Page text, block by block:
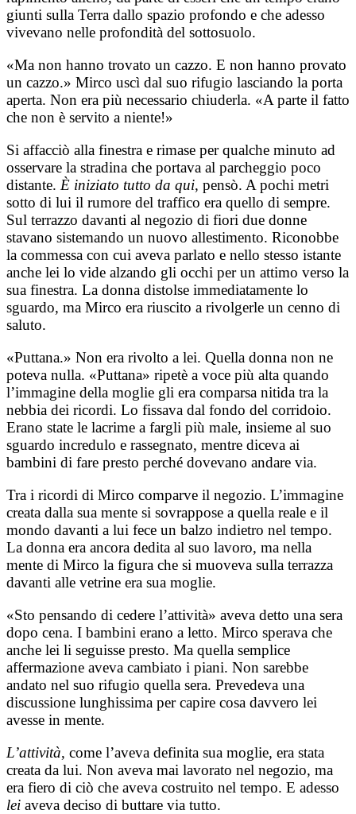
giunti sulla Terra dallo spazio profondo e che adesso
vivevano nelle profondità del sottosuolo.
«Ma non hanno trovato un cazzo. E non hanno provato
un cazzo.» Mirco uscì dal suo rifugio lasciando la porta
aperta. Non era più necessario chiuderla. «A parte il fatto
che non è servito a niente!»
Si affacciò alla finestra e rimase per qualche minuto ad
osservare la stradina che portava al parcheggio poco
distante. È iniziato tutto da qui, pensò. A pochi metri
sotto di lui il rumore del traffico era quello di sempre.
Sul terrazzo davanti al negozio di fiori due donne
stavano sistemando un nuovo allestimento. Riconobbe
la commessa con cui aveva parlato e nello stesso istante
anche lei lo vide alzando gli occhi per un attimo verso la
sua finestra. La donna distolse immediatamente lo
sguardo, ma Mirco era riuscito a rivolgerle un cenno di
saluto.
«Puttana.» Non era rivolto a lei. Quella donna non ne
poteva nulla. «Puttana» ripetè a voce più alta quando
l’immagine della moglie gli era comparsa nitida tra la
nebbia dei ricordi. Lo fissava dal fondo del corridoio.
Erano state le lacrime a fargli più male, insieme al suo
sguardo incredulo e rassegnato, mentre diceva ai
bambini di fare presto perché dovevano andare via.
Tra i ricordi di Mirco comparve il negozio. L’immagine
creata dalla sua mente si sovrappose a quella reale e il
mondo davanti a lui fece un balzo indietro nel tempo.
La donna era ancora dedita al suo lavoro, ma nella
mente di Mirco la figura che si muoveva sulla terrazza
davanti alle vetrine era sua moglie.
«Sto pensando di cedere l’attività» aveva detto una sera
dopo cena. I bambini erano a letto. Mirco sperava che
anche lei li seguisse presto. Ma quella semplice
affermazione aveva cambiato i piani. Non sarebbe
andato nel suo rifugio quella sera. Prevedeva una
discussione lunghissima per capire cosa davvero lei
avesse in mente.
L’attività, come l’aveva definita sua moglie, era stata
creata da lui. Non aveva mai lavorato nel negozio, ma
era fiero di ciò che aveva costruito nel tempo. E adesso
lei aveva deciso di buttare via tutto.